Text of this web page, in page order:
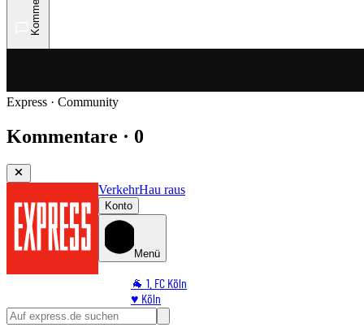
Express · Community
Kommentare · 0
VerkehrHau raus
Konto
Menü
🐐 1. FC Köln
♥️ Köln
⭐ Promi